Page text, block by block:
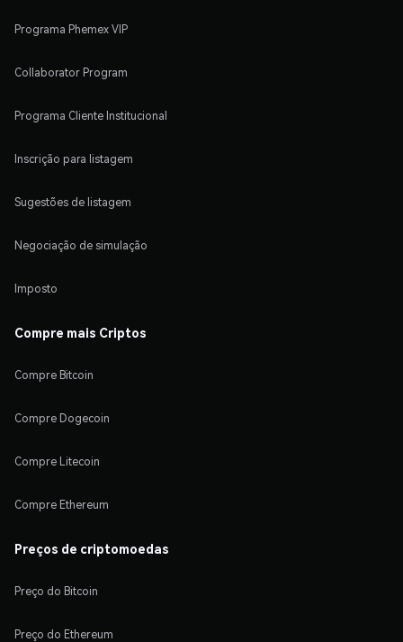
Programa Phemex VIP
Collaborator Program
Programa Cliente Institucional
Inscrição para listagem
Sugestões de listagem
Negociação de simulação
Imposto
Compre mais Criptos
Compre Bitcoin
Compre Dogecoin
Compre Litecoin
Compre Ethereum
Preços de criptomoedas
Preço do Bitcoin
Preço do Ethereum